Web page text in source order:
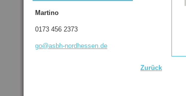
Zurück
Martino
0173 456 2373
go@asbh-nordhessen.de